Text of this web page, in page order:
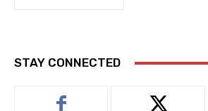
STAY CONNECTED